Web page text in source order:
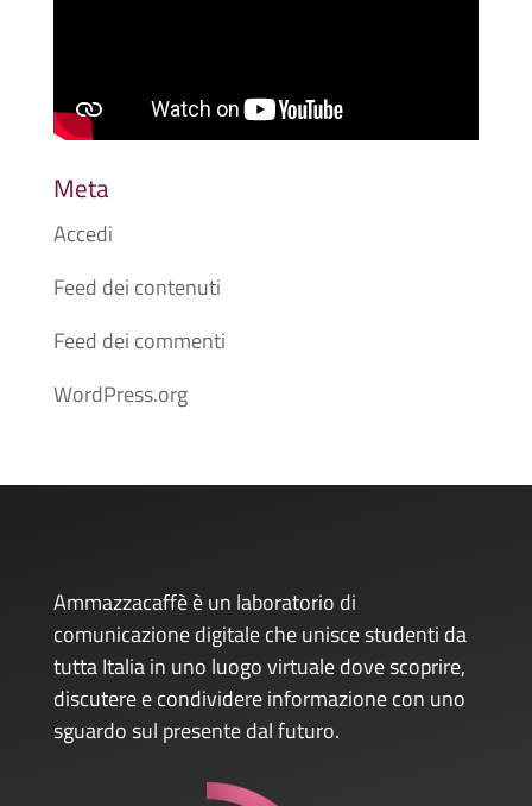
Meta
Accedi
Feed dei contenuti
Feed dei commenti
WordPress.org
Ammazzacaffè è un laboratorio di
comunicazione digitale che unisce studenti da
tutta Italia in uno luogo virtuale dove scoprire,
discutere e condividere informazione con uno
sguardo sul presente dal futuro.